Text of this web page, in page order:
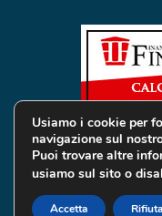
© 2019 Global
Privacy e Cookie
Usiamo i cookie per
navigazione sul
Puoi trovare altre
usiamo sul sito o
Accetta Rifiuta